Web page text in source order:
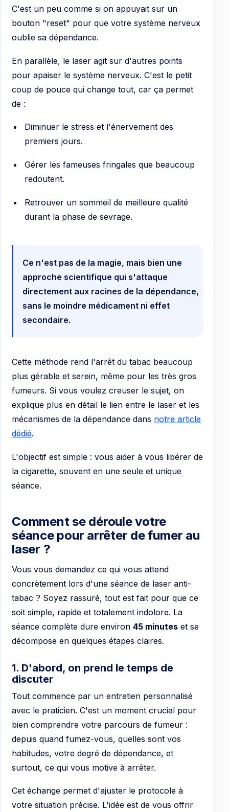
C'est un peu comme si on appuyait sur un
bouton "reset" pour que votre système nerveux
oublie sa dépendance.
En parallèle, le laser agit sur d'autres points
pour apaiser le système nerveux. C'est le petit
coup de pouce qui change tout, car ça permet
de :
Diminuer le stress et l'énervement des
premiers jours.
Gérer les fameuses fringales que beaucoup
redoutent.
Retrouver un sommeil de meilleure qualité
durant la phase de sevrage.
Ce n'est pas de la magie, mais bien une
approche scientifique qui s'attaque
directement aux racines de la dépendance,
sans le moindre médicament ni effet
secondaire.
Cette méthode rend l'arrêt du tabac beaucoup
plus gérable et serein, même pour les très gros
fumeurs. Si vous voulez creuser le sujet, on
explique plus en détail le lien entre le laser et les
mécanismes de la dépendance dans notre article
dédié.
L'objectif est simple : vous aider à vous libérer de
la cigarette, souvent en une seule et unique
séance.
Comment se déroule votre
séance pour arrêter de fumer au
laser ?
Vous vous demandez ce qui vous attend
concrètement lors d'une séance de laser anti-
tabac ? Soyez rassuré, tout est fait pour que ce
soit simple, rapide et totalement indolore. La
séance complète dure environ 45 minutes et se
décompose en quelques étapes claires.
1. D'abord, on prend le temps de
discuter
Tout commence par un entretien personnalisé
avec le praticien. C'est un moment crucial pour
bien comprendre votre parcours de fumeur :
depuis quand fumez-vous, quelles sont vos
habitudes, votre degré de dépendance, et
surtout, ce qui vous motive à arrêter.
Cet échange permet d'ajuster le protocole à
votre situation précise. L'idée est de vous offrir